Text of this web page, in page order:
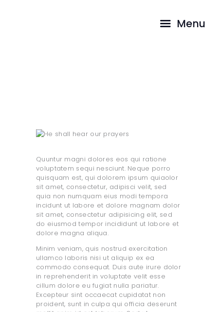
Menu
Quuntur magni dolores eos qui ratione
voluptatem sequi nesciunt. Neque porro
quisquam est, qui dolorem ipsum quiaolor
sit amet, consectetur, adipisci velit, sed
quia non numquam eius modi tempora
incidunt ut labore et dolore magnam dolor
sit amet, consectetur adipisicing elit, sed
do eiusmod tempor incididunt ut labore et
dolore magna aliqua.
Minim veniam, quis nostrud exercitation
ullamco laboris nisi ut aliquip ex ea
commodo consequat. Duis aute irure dolor
in reprehenderit in voluptate velit esse
cillum dolore eu fugiat nulla pariatur.
Excepteur sint occaecat cupidatat non
proident, sunt in culpa qui officia deserunt